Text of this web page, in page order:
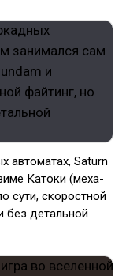
автоматах, Saturn
Катоки (меха-
сути, скоростной
без детальной